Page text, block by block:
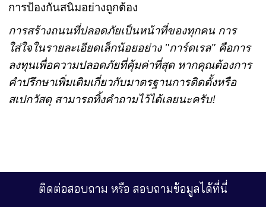
การป้องกันสนิมอย่างถูกต้อง
การสร้างถนนที่ปลอดภัยเป็นหน้าที่ของทุกคน การ
ใส่ใจในรายละเอียดเล็กน้อยอย่าง "การ์ดเรล" คือการ
ลงทุนเพื่อความปลอดภัยที่คุ้มค่าที่สุด หากคุณต้องการ
คำปรึกษาเพิ่มเติมเกี่ยวกับมาตรฐานการติดตั้งหรือ
สเปกวัสดุ สามารถทิ้งคำถามไว้ได้เลยนะครับ!
ติดต่อสอบถาม หรือ สอบถามข้อมูลได้ที่นี่